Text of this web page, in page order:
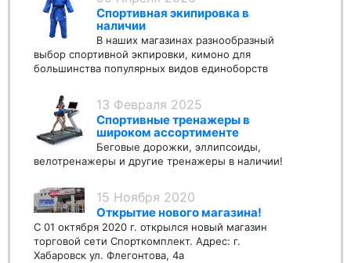
Спортивная экипировка в
наличии
В наших магазинах разнообразный
выбор спортивной экпировки, кимоно для
большинства популярных видов единоборств
13 Февраля 2025
Спортивные тренажеры в
широком ассортименте
Беговые дорожки, эллипсоиды,
велотренажеры и другие тренажеры в наличии!
15 Ноября 2020
Открытие нового магазина!
С 01 октября 2020 г. открылся новый магазин
торговой сети Спорткомплект. Адрес: г.
Хабаровск ул. Флегонтова, 4а